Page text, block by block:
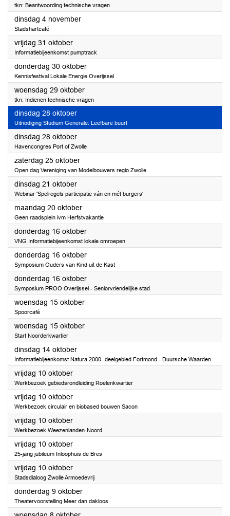
tkn: Beantwoording technische vragen
dinsdag 4 november2025
Stadshartcafé
vrijdag 31 oktober2025
Informatiebijeenkomst pumptrack
donderdag 30 oktober2025
Kennisfestival Lokale Energie Overijssel
woensdag 29 oktober2025
tkn: Indienen technische vragen
dinsdag 28 oktober2025
Uitnodiging Studium Generale: Leefbare buurt
dinsdag 28 oktober2025
Havencongres Port of Zwolle
zaterdag 25 oktober2025
Open dag Vereniging van Modelbouwers regio Zwolle
dinsdag 21 oktober2025
Webinar 'Spelregels participatie ván en mét burgers'
maandag 20 oktober2025
Geen raadsplein ivm Herfstvakantie
donderdag 16 oktober2025
VNG Informatiebijeenkomst lokale omroepen
donderdag 16 oktober2025
Symposium Ouders van Kind uit de Kast
donderdag 16 oktober2025
Symposium PROO Overijssel - Seniorvriendelijke stad
woensdag 15 oktober2025
Spoorcafé
woensdag 15 oktober2025
Start Noorderkwartier
dinsdag 14 oktober2025
Informatiebijeenkomst Natura 2000- deelgebied Fortmond - Duursche Waarden
vrijdag 10 oktober2025
Werkbezoek gebiedsrondleiding Roelenkwartier
vrijdag 10 oktober2025
Werkbezoek circulair en biobased bouwen Sacon
vrijdag 10 oktober2025
Werkbezoek Weezenlanden-Noord
vrijdag 10 oktober2025
25-jarig jubileum Inloophuis de Bres
vrijdag 10 oktober2025
Stadsdialoog Zwolle Armoedevrij
donderdag 9 oktober2025
Theatervoorstelling Meer dan dakloos